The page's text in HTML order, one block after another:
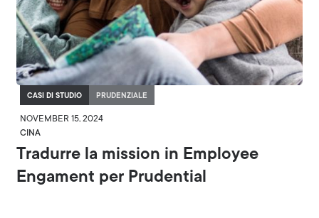
CASI DI STUDIO PRUDENZIALE
NOVEMBER 15, 2024
CINA
Tradurre la mission in Employee
Engament per Prudential